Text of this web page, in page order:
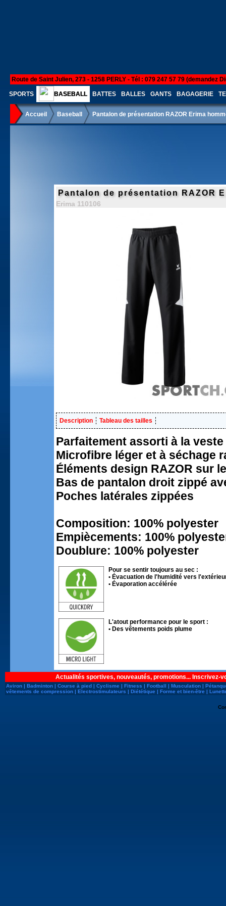
Route de Saint Julien, 273 - 1258 PERLY - Tél : 079 247 57 79 (demandez
SPORTS BASEBALL BATTES BALLES GANTS BAGAGERIE
Accueil Baseball Pantalon de présentation RAZOR Erima
Pantalon de présentation RAZOR
Erima 110106
Description Tableau des tailles
Parfaitement assorti à la
Microfibre léger et à séchage
Éléments design RAZOR sur
Bas de pantalon droit zippé
Poches latérales zippées
Composition: 100% polyester
Empiècements: 100%
Doublure: 100% polyester
Pour se sentir toujours au sec :
• Évacuation de l'humidité vers
• Évaporation accélérée
L'atout performance pour le sport :
• Des vêtements poids plume
Actualités sportives, nouveautés, promotions... Inscrivez-
Aviron | Badminton | Course à pied | Cyclisme | Fitness | Football | Musculation |
vêtements de compression | Electrostimulateurs | Diététique | Forme et bien-être |